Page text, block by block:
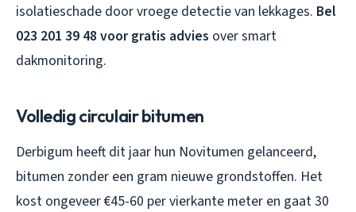
isolatieschade door vroege detectie van lekkages. Bel
023 201 39 48 voor gratis advies over smart
dakmonitoring.
Volledig circulair bitumen
Derbigum heeft dit jaar hun Novitumen gelanceerd,
bitumen zonder een gram nieuwe grondstoffen. Het
kost ongeveer €45-60 per vierkante meter en gaat 30